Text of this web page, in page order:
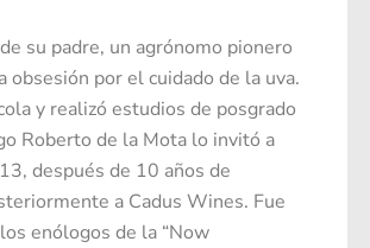
su padre, un agrónomo pionero
por el cuidado de la uva.
y realizó estudios de posgrado
Roberto de la Mota lo invitó a
después de 10 años de
a Cadus Wines. Fue
enólogos de la “Now